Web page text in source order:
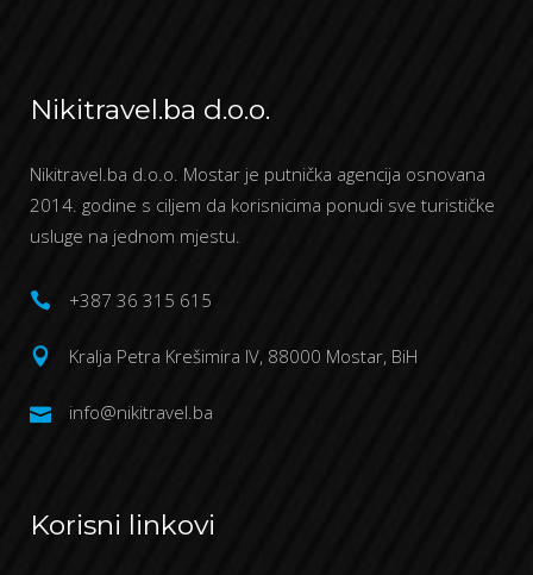
Nikitravel.ba d.o.o.
Nikitravel.ba d.o.o. Mostar je putnička agencija osnovana
2014. godine s ciljem da korisnicima ponudi sve turističke
usluge na jednom mjestu.
+387 36 315 615
Kralja Petra Krešimira IV, 88000 Mostar, BiH
info@nikitravel.ba
Korisni linkovi